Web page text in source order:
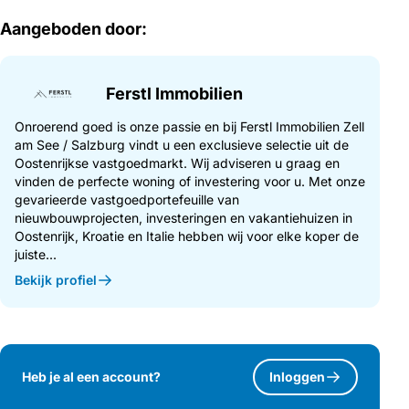
Aangeboden door:
Ferstl Immobilien
Onroerend goed is onze passie en bij Ferstl Immobilien Zell
am See / Salzburg vindt u een exclusieve selectie uit de
Oostenrijkse vastgoedmarkt. Wij adviseren u graag en
vinden de perfecte woning of investering voor u. Met onze
gevarieerde vastgoedportefeuille van
nieuwbouwprojecten, investeringen en vakantiehuizen in
Oostenrijk, Kroatie en Italie hebben wij voor elke koper de
juiste...
Bekijk profiel
Heb je al een account? Inloggen